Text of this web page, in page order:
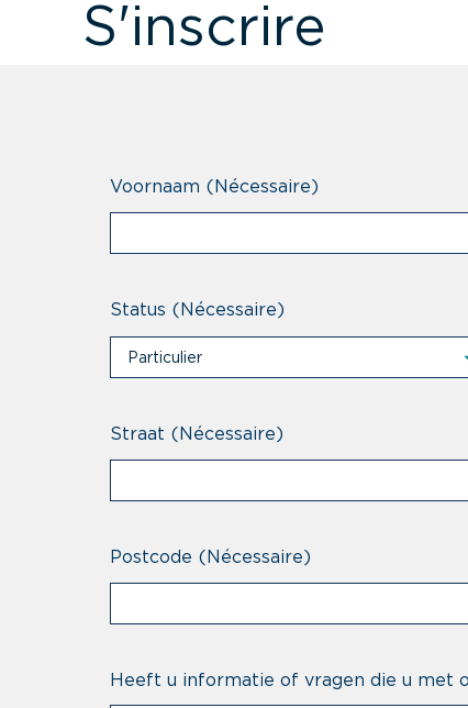
S'inscrire
Voornaam (Nécessaire)
Status (Nécessaire)
Particulier
Straat (Nécessaire)
Postcode (Nécessaire)
Heeft u informatie of vragen die u met